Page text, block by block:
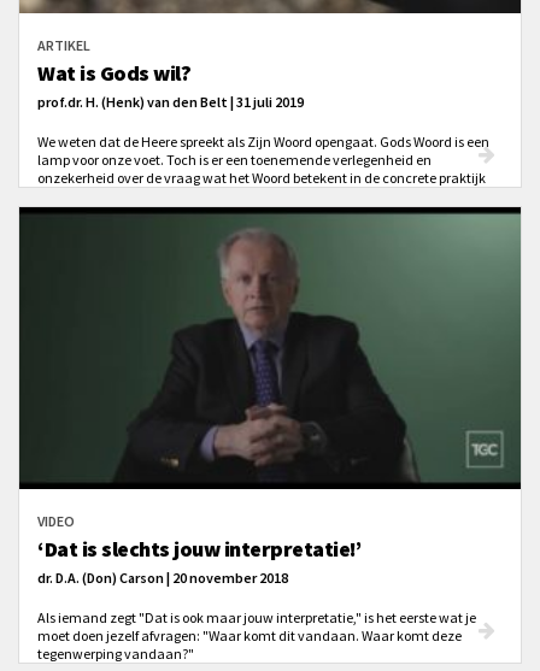
ARTIKEL
Wat is Gods wil?
prof.dr. H. (Henk) van den Belt | 31 juli 2019
We weten dat de Heere spreekt als Zijn Woord opengaat. Gods Woord is een
lamp voor onze voet. Toch is er een toenemende verlegenheid en
onzekerheid over de vraag wat het Woord betekent in de concrete praktijk
VIDEO
‘Dat is slechts jouw interpretatie!’
dr. D.A. (Don) Carson | 20 november 2018
Als iemand zegt "Dat is ook maar jouw interpretatie," is het eerste wat je
moet doen jezelf afvragen: "Waar komt dit vandaan. Waar komt deze
tegenwerping vandaan?"